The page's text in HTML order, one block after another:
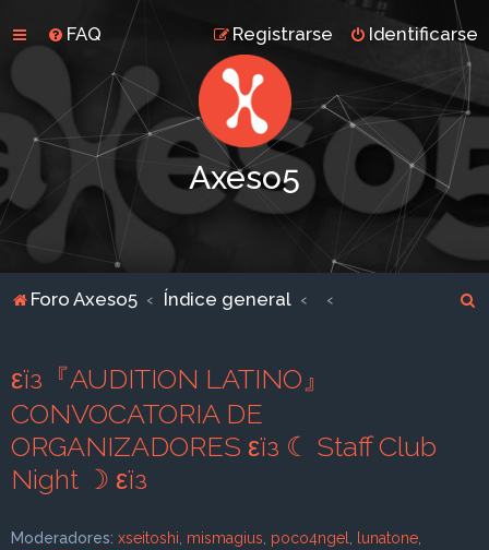
FAQ Identificarse
Registrarse
Axeso5
Foro Axeso5 Índice general
εїз『AUDITION LATINO』
CONVOCATORIA DE
ORGANIZADORES εїз ☾ Staff Club
Night ☽ εїз
Moderadores: xseitoshi mismagius poco4ngel lunatone